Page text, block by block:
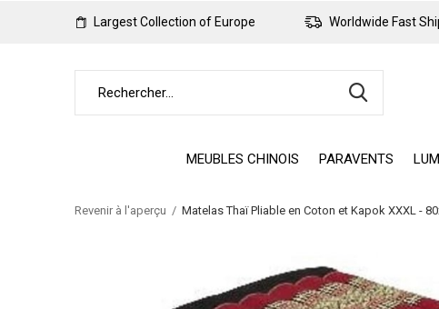
MEUBLES CHINOIS PARAVENTS
Largest Collection of Europe Worldwide Fast
Revenir à l'aperçu Matelas Thaï Pliable en Coton et Kapok XXXL -